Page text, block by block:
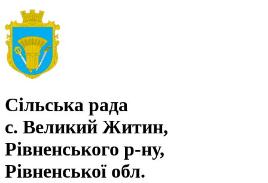
Сільська рада
с. Великий Житин,
Рівненського р-ну,
Рівненської обл.